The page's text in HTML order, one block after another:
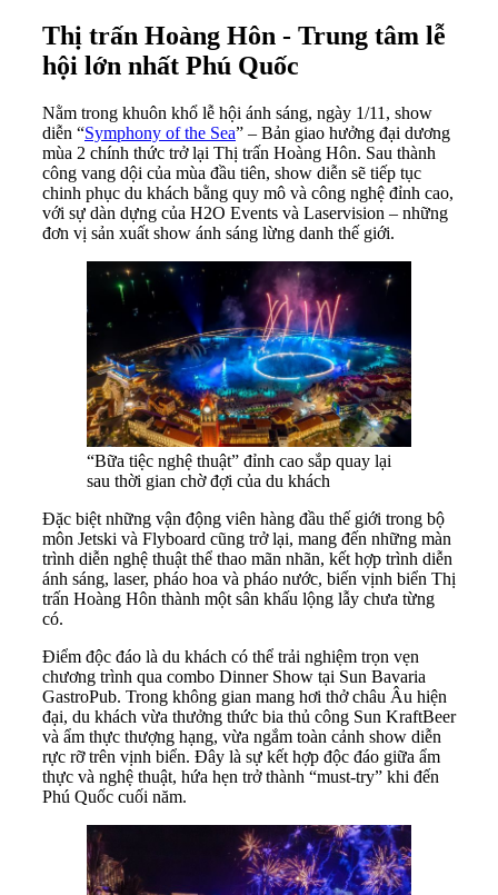
Thị trấn Hoàng Hôn - Trung tâm lễ
hội lớn nhất Phú Quốc
Nằm trong khuôn khổ lễ hội ánh sáng, ngày 1/11, show
diễn “Symphony of the Sea” – Bản giao hưởng đại dương
mùa 2 chính thức trở lại Thị trấn Hoàng Hôn. Sau thành
công vang dội của mùa đầu tiên, show diễn sẽ tiếp tục
chinh phục du khách bằng quy mô và công nghệ đỉnh cao,
với sự dàn dựng của H2O Events và Laservision – những
đơn vị sản xuất show ánh sáng lừng danh thế giới.
“Bữa tiệc nghệ thuật” đỉnh cao sắp quay lại
sau thời gian chờ đợi của du khách
Đặc biệt những vận động viên hàng đầu thế giới trong bộ
môn Jetski và Flyboard cũng trở lại, mang đến những màn
trình diễn nghệ thuật thể thao mãn nhãn, kết hợp trình diễn
ánh sáng, laser, pháo hoa và pháo nước, biến vịnh biển Thị
trấn Hoàng Hôn thành một sân khấu lộng lẫy chưa từng
có.
Điểm độc đáo là du khách có thể trải nghiệm trọn vẹn
chương trình qua combo Dinner Show tại Sun Bavaria
GastroPub. Trong không gian mang hơi thở châu Âu hiện
đại, du khách vừa thưởng thức bia thủ công Sun KraftBeer
và ẩm thực thượng hạng, vừa ngắm toàn cảnh show diễn
rực rỡ trên vịnh biển. Đây là sự kết hợp độc đáo giữa ẩm
thực và nghệ thuật, hứa hẹn trở thành “must-try” khi đến
Phú Quốc cuối năm.